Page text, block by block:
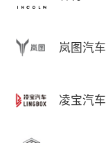
岚图汽车
凌宝汽车